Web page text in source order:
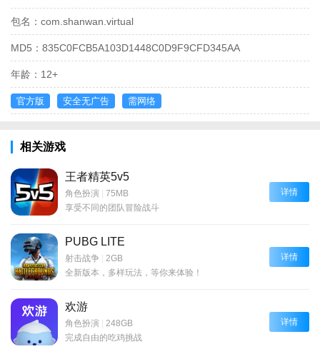
包名： com.shanwan.virtual
MD5： 835C0FCB5A103D1448C0D9F9CFD345AA
年龄： 12+
官方版 安全无广告 需网络
相关游戏
王者精英5v5
角色扮演 | 75MB
享受不同的团队冒险战斗
详情
PUBG LITE
射击战争 | 2GB
全新版本，多样玩法，等你来体验！
详情
欢游
角色扮演 | 248GB
完成自由的吃鸡挑战
详情